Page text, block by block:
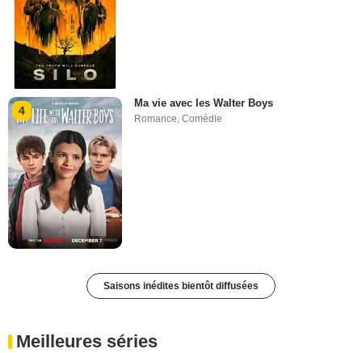
4
Ma vie avec les Walter Boys
Romance,Comédie
Saisons inédites bientôt diffusées
Meilleures séries